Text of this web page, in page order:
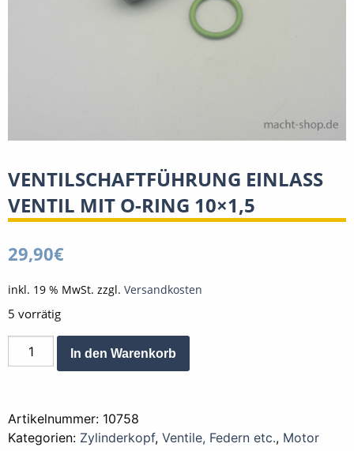
VENTILSCHAFTFÜHRUNG EINLASS
VENTIL MIT O-RING 10×1,5
29,90€
inkl. 19 % MwSt. zzgl. Versandkosten
5 vorrätig
Ventilschaftführung
Einlass
O-
Ring
In den Warenkorb
Artikelnummer: 10758
Kategorien: Zylinderkopf, Ventile, Federn etc., Motor